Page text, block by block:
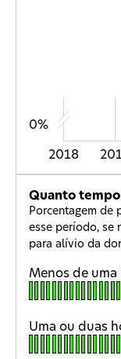
0%
2018
Quanto tempo
Porcentagem de
esse período, se
para alívio da dor
Menos de uma
Uma ou duas